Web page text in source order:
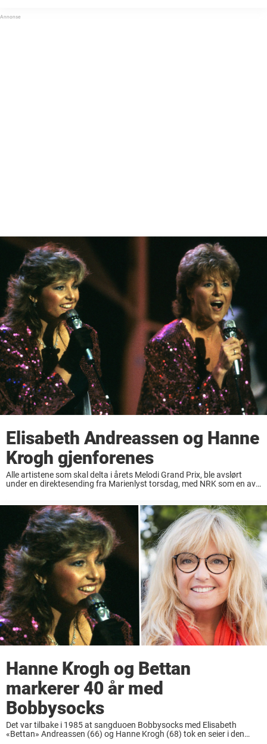
Elisabeth Andreassen og Hanne
Krogh gjenforenes
Alle artistene som skal delta i årets Melodi Grand Prix, ble avslørt
under en direktesending fra Marienlyst torsdag, med NRK som en av
Hanne Krogh og Bettan
markerer 40 år med
Bobbysocks
Det var tilbake i 1985 at sangduoen Bobbysocks med Elisabeth
«Bettan» Andreassen (66) og Hanne Krogh (68) tok en seier i den